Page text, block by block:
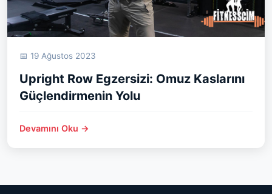
📅 19 Ağustos 2023
Upright Row Egzersizi: Omuz Kaslarını
Güçlendirmenin Yolu
Devamını Oku →